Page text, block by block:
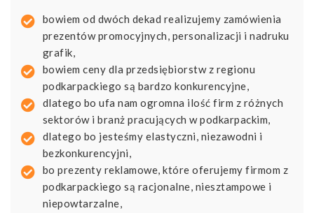
bowiem od dwóch dekad realizujemy zamówienia
prezentów promocyjnych, personalizacji i nadruku
grafik,
bowiem ceny dla przedsiębiorstw z regionu
podkarpackiego są bardzo konkurencyjne,
dlatego bo ufa nam ogromna ilość firm z różnych
sektorów i branż pracujących w podkarpackim,
dlatego bo jesteśmy elastyczni, niezawodni i
bezkonkurencyjni,
bo prezenty reklamowe, które oferujemy firmom z
podkarpackiego są racjonalne, niesztampowe i
niepowtarzalne,